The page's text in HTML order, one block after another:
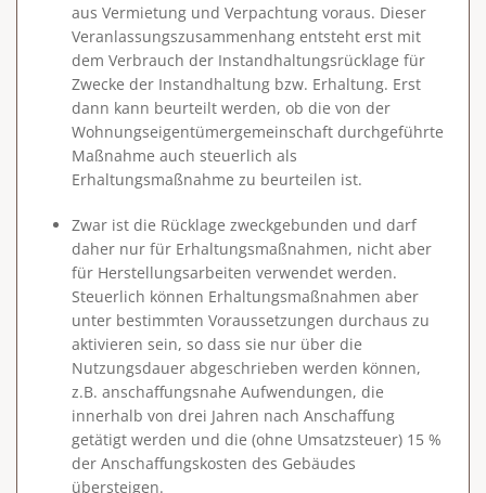
aus Vermietung und Verpachtung voraus. Dieser
Veranlassungszusammenhang entsteht erst mit
dem Verbrauch der Instandhaltungsrücklage für
Zwecke der Instandhaltung bzw. Erhaltung. Erst
dann kann beurteilt werden, ob die von der
Wohnungseigentümergemeinschaft durchgeführte
Maßnahme auch steuerlich als
Erhaltungsmaßnahme zu beurteilen ist.
Zwar ist die Rücklage zweckgebunden und darf
daher nur für Erhaltungsmaßnahmen, nicht aber
für Herstellungsarbeiten verwendet werden.
Steuerlich können Erhaltungsmaßnahmen aber
unter bestimmten Voraussetzungen durchaus zu
aktivieren sein, so dass sie nur über die
Nutzungsdauer abgeschrieben werden können,
z.B. anschaffungsnahe Aufwendungen, die
innerhalb von drei Jahren nach Anschaffung
getätigt werden und die (ohne Umsatzsteuer) 15 %
der Anschaffungskosten des Gebäudes
übersteigen.